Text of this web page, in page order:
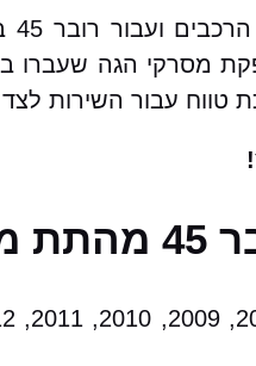
מסרקי הגה שעברו
טווח עבור השירות